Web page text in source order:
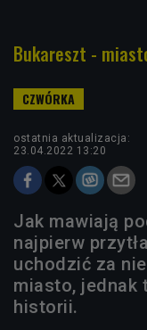
Bukareszt -
ostatnia aktualizacja:
23.04.2022 13:20
Jak mawiają
najpierw
uchodzić za
miasto, jednak
historii.